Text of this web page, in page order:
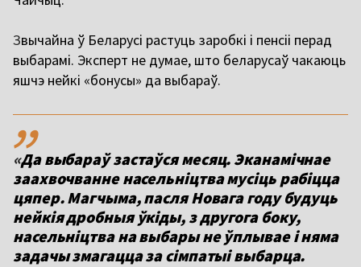
Звычайна ў Беларусі растуць заробкі і пенсіі перад
выбарамі. Эксперт не думае, што беларусаў чакаюць
яшчэ нейкі «бонусы» да выбараў.
,,
«Да выбараў застаўся месяц. Эканамічнае
заахвочванне насельніцтва мусіць рабіцца
цяпер. Магчыма, пасля Новага году будуць
нейкія дробныяўкіды, з другога боку,
насельніцтва на выбары не ўплывае і няма
задачы змагацца за сімпатыі выбарца.